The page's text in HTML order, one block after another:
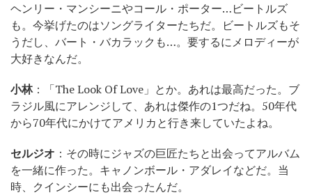
ヘンリー・マンシーニやコール・ポーター…ビートルズ
も。今挙げたのはソングライターたちだ。ビートルズもそ
うだし、バート・バカラックも…。要するにメロディーが
大好きなんだ。
小林：「The Look Of Love」とか。あれは最高だった。ブ
ラジル風にアレンジして、あれは傑作の1つだね。50年代
から70年代にかけてアメリカと行き来していたよね。
セルジオ ：その時にジャズの巨匠たちと出会ってアルバム
を一緒に作った。キャノンボール・アダレイなどだ。当
時、クインシーにも出会ったんだ。